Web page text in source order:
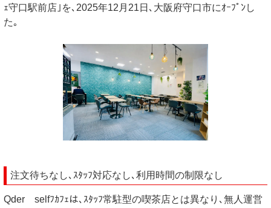
ｪ守口駅前店｣を､2025年12月21日､大阪府守口市にｵｰﾌﾟﾝし
た｡
注文待ちなし､ｽﾀｯﾌ対応なし､利用時間の制限なし
Qder selfﾌｶﾌｪは､ｽﾀｯﾌ常駐型の喫茶店とは異なり､無人運営